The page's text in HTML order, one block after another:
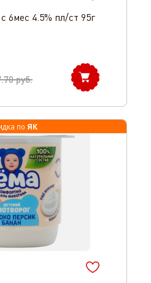
6мес 4.5% пл/ст 95г
руб.
по ЯК